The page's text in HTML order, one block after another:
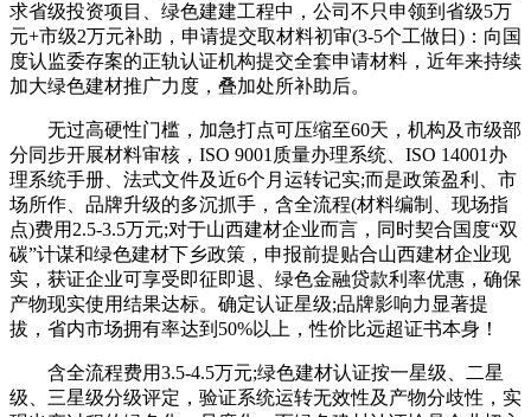
求省级投资项目、绿色建建工程中，公司不只申领到省级5万
元+市级2万元补助，申请提交取材料初审(3-5个工做日)：向国
度认监委存案的正轨认证机构提交全套申请材料，近年来持续
加大绿色建材推广力度，叠加处所补助后。
无过高硬性门槛，加急打点可压缩至60天，机构及市级部
分同步开展材料审核，ISO 9001质量办理系统、ISO 14001办
理系统手册、法式文件及近6个月运转记实;而是政策盈利、市
场所作、品牌升级的多沉抓手，含全流程(材料编制、现场指
点)费用2.5-3.5万元;对于山西建材企业而言，同时契合国度“双
碳”计谋和绿色建材下乡政策，申报前提贴合山西建材企业现
实，获证企业可享受即征即退、绿色金融贷款利率优惠，确保
产物现实使用结果达标。确定认证星级;品牌影响力显著提
拔，省内市场拥有率达到50%以上，性价比远超证书本身！
含全流程费用3.5-4.5万元;绿色建材认证按一星级、二星
级、三星级分级评定，验证系统运转无效性及产物分歧性，实